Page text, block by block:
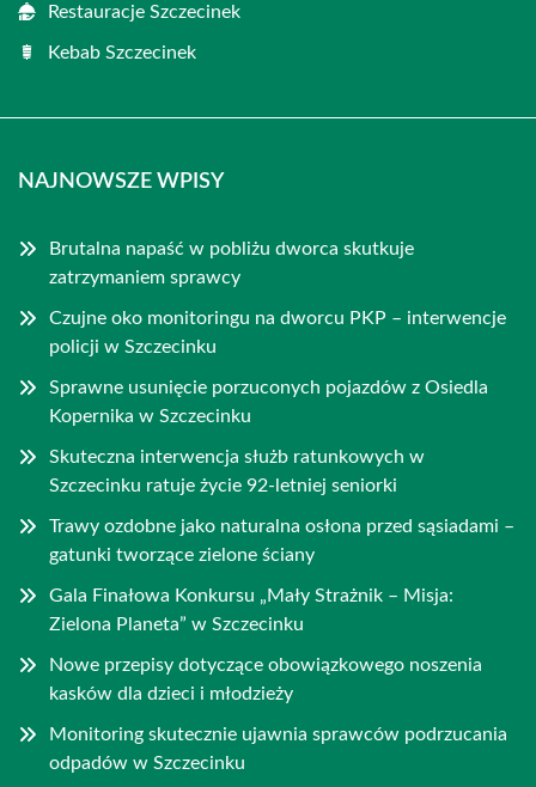
Restauracje Szczecinek
Kebab Szczecinek
NAJNOWSZE WPISY
Brutalna napaść w pobliżu dworca skutkuje
zatrzymaniem sprawcy
Czujne oko monitoringu na dworcu PKP – interwencje
policji w Szczecinku
Sprawne usunięcie porzuconych pojazdów z Osiedla
Kopernika w Szczecinku
Skuteczna interwencja służb ratunkowych w
Szczecinku ratuje życie 92-letniej seniorki
Trawy ozdobne jako naturalna osłona przed sąsiadami –
gatunki tworzące zielone ściany
Gala Finałowa Konkursu „Mały Strażnik – Misja:
Zielona Planeta” w Szczecinku
Nowe przepisy dotyczące obowiązkowego noszenia
kasków dla dzieci i młodzieży
Monitoring skutecznie ujawnia sprawców podrzucania
odpadów w Szczecinku